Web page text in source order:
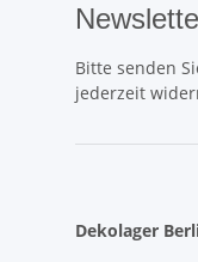
Bitte senden
jederzeit
Dekolager